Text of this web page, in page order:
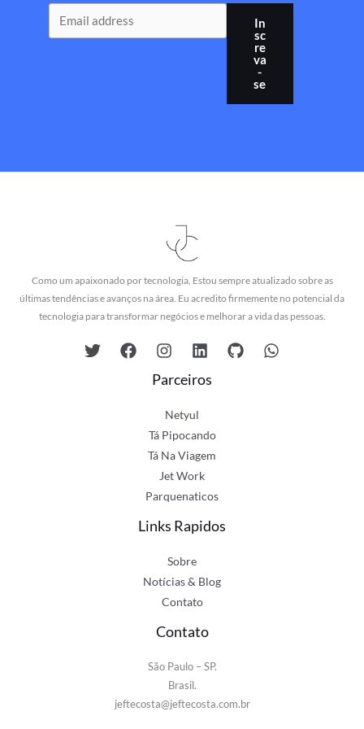
In
sc
re
va
-
se
Como um apaixonado por tecnologia, Estou sempre atualizado sobre as
últimas tendências e avanços na área. Eu acredito firmemente no potencial da
tecnologia para transformar negócios e melhorar a vida das pessoas.
Parceiros
Netyul
Tá Pipocando
Tá Na Viagem
Jet Work
Parquenaticos
Links Rapidos
Sobre
Notícias & Blog
Contato
Contato
São Paulo – SP.
Brasil.
jeftecosta@jeftecosta.com.br